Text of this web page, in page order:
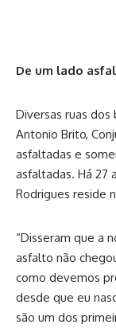
De um lado
Diversas ruas dos
Antonio Brito,
asfaltadas e
asfaltadas. Há 27
Rodrigues reside
“Disseram que a
asfalto não
como devemos
desde que eu
são um dos